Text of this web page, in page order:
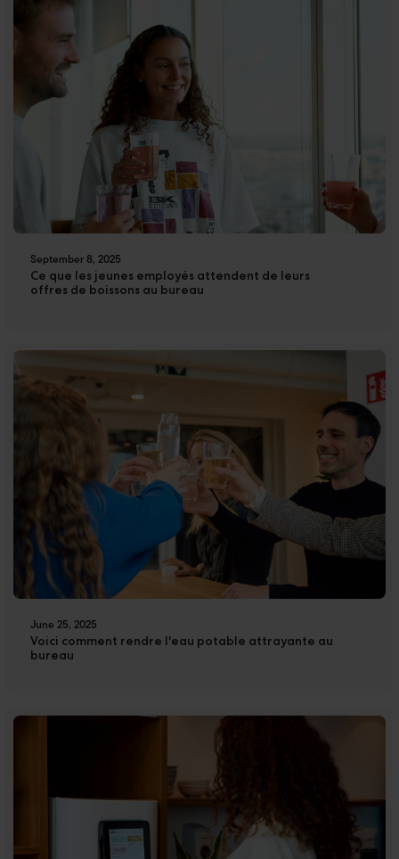
September 8, 2025
Ce que les jeunes employés attendent de leurs
offres de boissons au bureau
June 25, 2025
Voici comment rendre l'eau potable attrayante au
bureau